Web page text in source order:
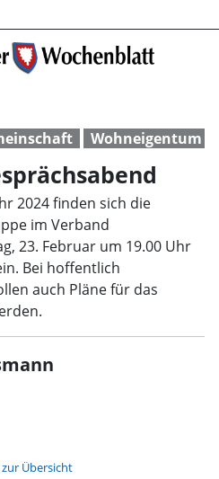
Treffen zum
Wohneigentum
2024 finden sich die
im Verband
23. Februar um 19.00 Uhr
Bei hoffentlich
auch Pläne für das
Übersicht